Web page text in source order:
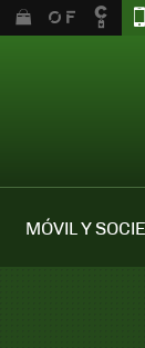
MÓVIL Y